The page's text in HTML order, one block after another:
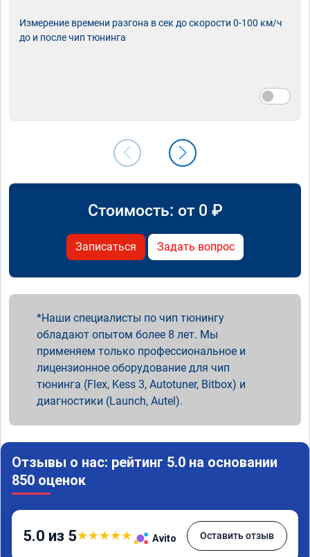
Измерение времени разгона в сек до скорости 0-100 км/ч
до и после чип тюнинга
Стоимость: от 0 ₽
Записаться Задать вопрос
Наши специалисты по чип тюнингу
обладают опытом более 8 лет. Мы
применяем только профессиональное и
лицензионное оборудование для чип
тюнинга (Flex, Kess 3, Autotuner, Bitbox) и
диагностики (Launch, Autel).
Отзывы о нас: рейтинг 5.0 на основании
850 оценок
5.0 из 5★★★★★ Avito Оставить отзыв